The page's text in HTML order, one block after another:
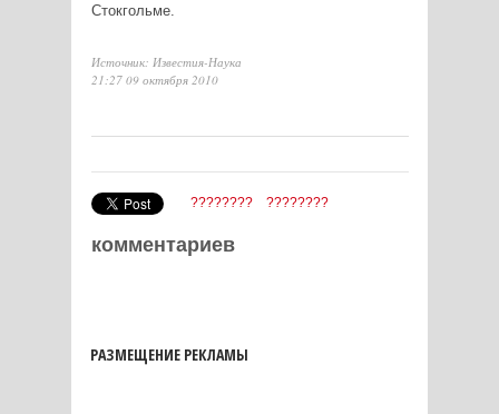
Стокгольме.
Источник: Известия-Наука
21:27 09 октября 2010
???????? ????????
комментариев
РАЗМЕЩЕНИЕ РЕКЛАМЫ